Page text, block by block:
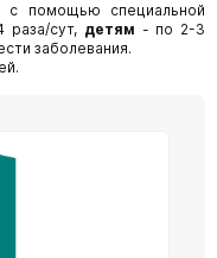
с помощью специальной
раза/сут, детям - по 2-3
заболевания.